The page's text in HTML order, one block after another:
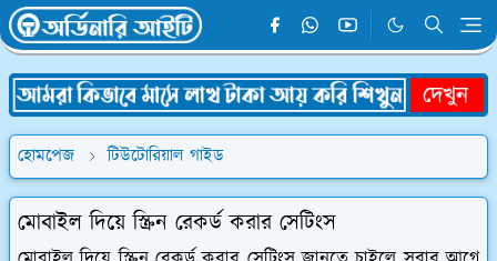
হোমপেজ টিউটোরিয়াল গাইড
মোবাইল দিয়ে স্ক্রিন রেকর্ড করার সেটিংস